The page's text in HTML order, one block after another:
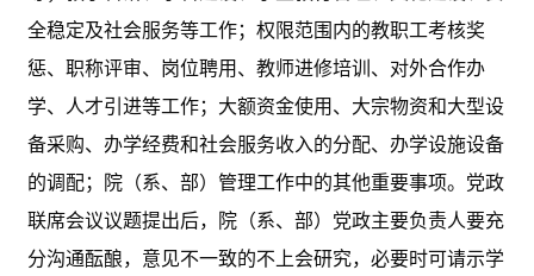
全稳定及社会服务等工作；权限范围内的教职工考核奖
惩、职称评审、岗位聘用、教师进修培训、对外合作办
学、人才引进等工作；大额资金使用、大宗物资和大型设
备采购、办学经费和社会服务收入的分配、办学设施设备
的调配；院（系、部）管理工作中的其他重要事项。党政
联席会议议题提出后，院（系、部）党政主要负责人要充
分沟通酝酿，意见不一致的不上会研究，必要时可请示学